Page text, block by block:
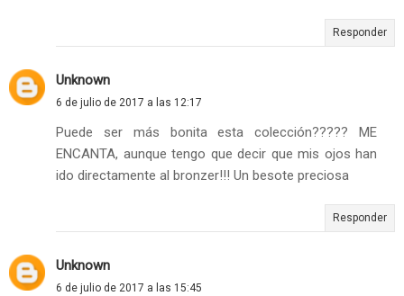
Responder
Unknown
6 de julio de 2017 a las 12:17
Puede ser más bonita esta colección????? ME
ENCANTA, aunque tengo que decir que mis ojos han
ido directamente al bronzer!!! Un besote preciosa
Responder
Unknown
6 de julio de 2017 a las 15:45